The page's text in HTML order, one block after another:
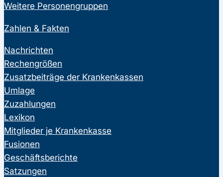
Weitere Personengruppen
Zahlen & Fakten
Nachrichten
Rechengrößen
Zusatzbeiträge der Krankenkassen
Umlage
Zuzahlungen
Lexikon
Mitglieder je Krankenkasse
Fusionen
Geschäftsberichte
Satzungen